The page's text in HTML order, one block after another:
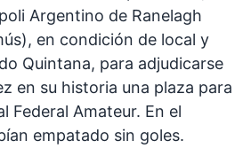
Argentino de Ranelagh
en condición de local y
Quintana, para adjudicarse
en su historia una plaza para
Federal Amateur. En el
empatado sin goles.